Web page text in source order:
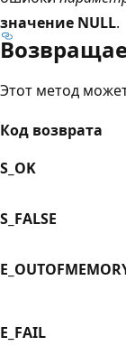
значение NULL.
Этот метод
Код возврата
S_OK
S_FALSE
E_FAIL